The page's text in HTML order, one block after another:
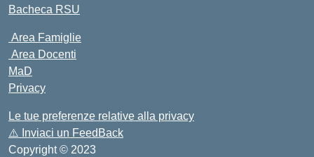
Bacheca RSU
Area Famiglie
Area Docenti
MaD
Privacy
Le tue preferenze relative alla privacy
⚠️ Inviaci un FeedBack
Copyright © 2023